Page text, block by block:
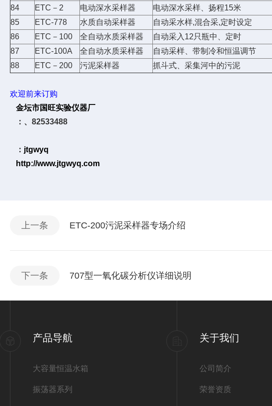
84
ETC－2 电动深水采样器 电动深水采样、扬程15米
85
ETC-778 水质自动采样器 自动采水样,混合采,定时设定
86
ETC－100 全自动水质采样器 自动采入12只瓶中、定时
87
ETC-100A 全自动水质采样器 自动采样、带制冷和恒温调节
88
ETC－200 污泥采样器 抓斗式、采集河中的污泥
欢迎前来订购
金坛市国旺实验仪器厂
：、82533488
： jtgwyq
http://www.jtgwyq.com
上一条 ETC-200污泥采样器专场介绍
下一条 707型一氧化碳分析仪详细说明
产品导航
大容量恒温水箱
振荡器系列
关于我们
公司简介
荣誉资质